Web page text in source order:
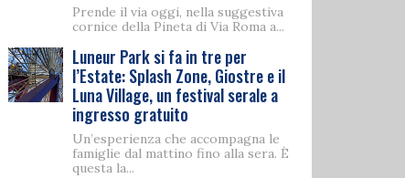
Prende il via oggi, nella suggestiva
cornice della Pineta di Via Roma a...
Luneur Park si fa in tre per
l’Estate: Splash Zone, Giostre e il
Luna Village, un festival serale a
ingresso gratuito
Un’esperienza che accompagna le
famiglie dal mattino fino alla sera. È
questa la...